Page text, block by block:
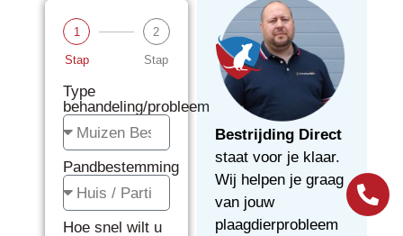
1
Stap
2
Stap
Type
behandeling/probleem
Pandbestemming
Hoe snel wilt u
Bestrijding Direct
staat voor je klaar.
Wij helpen je graag
van jouw
plaagdierprobleem